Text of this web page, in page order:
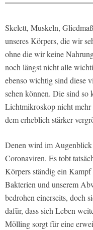
Skelett, Muskeln,
unseres Körpers, die wir
ohne die wir keine
noch längst nicht alle
ebenso wichtig sind diese
sehen können. Die sind so
Lichtmikroskop nicht mehr
dem erheblich stärker
Denen wird im
Coronaviren. Es tobt
Körpers ständig ein
Bakterien und unserem
bedrohen einerseits, doch
dafür, dass sich Leben
Mölling sorgt für eine